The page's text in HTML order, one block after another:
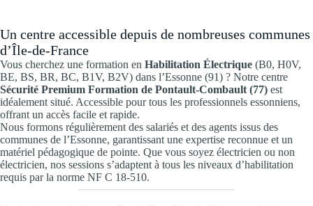
Un centre accessible depuis de nombreuses communes
d’Île-de-France
Vous cherchez une formation en Habilitation Électrique (B0, H0V,
BE, BS, BR, BC, B1V, B2V) dans l’Essonne (91) ? Notre centre
Sécurité Premium Formation de Pontault-Combault (77) est
idéalement situé. Accessible pour tous les professionnels essonniens,
offrant un accès facile et rapide.
Nous formons régulièrement des salariés et des agents issus des
communes de l’Essonne, garantissant une expertise reconnue et un
matériel pédagogique de pointe. Que vous soyez électricien ou non
électricien, nos sessions s’adaptent à tous les niveaux d’habilitation
requis par la norme NF C 18-510.